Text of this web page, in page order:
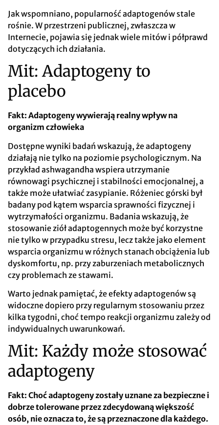
Jak wspomniano, popularność adaptogenów stale
rośnie. W przestrzeni publicznej, zwłaszcza w
Internecie, pojawia się jednak wiele mitów i półprawd
dotyczących ich działania.
Mit: Adaptogeny to
placebo
Fakt: Adaptogeny wywierają realny wpływ na
organizm człowieka
Dostępne wyniki badań wskazują, że adaptogeny
działają nie tylko na poziomie psychologicznym. Na
przykład ashwagandha wspiera utrzymanie
równowagi psychicznej i stabilności emocjonalnej, a
także może ułatwiać zasypianie. Różeniec górski był
badany pod kątem wsparcia sprawności fizycznej i
wytrzymałości organizmu. Badania wskazują, że
stosowanie ziół adaptogennych może być korzystne
nie tylko w przypadku stresu, lecz także jako element
wsparcia organizmu w różnych stanach obciążenia lub
dyskomfortu, np. przy zaburzeniach metabolicznych
czy problemach ze stawami.
Warto jednak pamiętać, że efekty adaptogenów są
widoczne dopiero przy regularnym stosowaniu przez
kilka tygodni, choć tempo reakcji organizmu zależy od
indywidualnych uwarunkowań.
Mit: Każdy może stosować
adaptogeny
Fakt: Choć adaptogeny zostały uznane za bezpieczne i
dobrze tolerowane przez zdecydowaną większość
osób, nie oznacza to, że są przeznaczone dla każdego.